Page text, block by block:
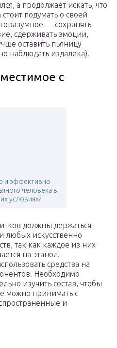
а продолжает искать, что
подумать о своей
— сохранять
сдерживать эмоции,
оставить пьяницу
наблюдать издалека).
с
и эффективно
человека в
условиях?
должны держаться
любых искусственно
так как каждое из них
на этанол.
средства на
Необходимо
изучить состав, чтобы
можно принимать с
и